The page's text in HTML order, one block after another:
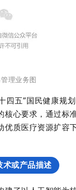
理业务图
十四五”国民健康规划
心要求，通过标
质医疗资源扩容
术或产品描述